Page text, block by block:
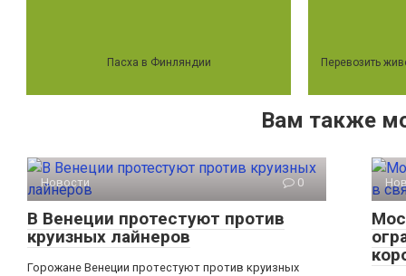
Пасха в Финляндии Перевозить
Вам также
Новости 0
В Венеции протестуют против
круизных лайнеров
Горожане Венеции протестуют против круизных